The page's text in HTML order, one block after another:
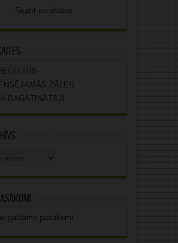
Skatīt rezultātus
ZĀLES
BAGĀTINĀTĀJI
gaidāmo pasākumi.